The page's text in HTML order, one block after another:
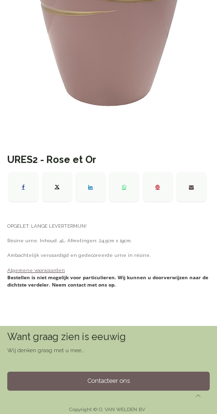
URES2 - Rose et Or
OPGELET: LANGE LEVERTERMIJN!
Résine urne. Inhoud: 4L. Afmetingen: 24,5cm x 19cm.
Ambachtelijk vervaardigd en gedecoreerde urne in résine.
Algemene voorwaarden
Bestellen is niet mogelijk voor particulieren. Wij kunnen u doorverwijzen naar de
dichtste verdeler. Neem contact met ons op.
Want graag zien is eeuwig
Wij denken graag met u mee...
Contacteer ons
Copyright © O. VAN WELDEN BV